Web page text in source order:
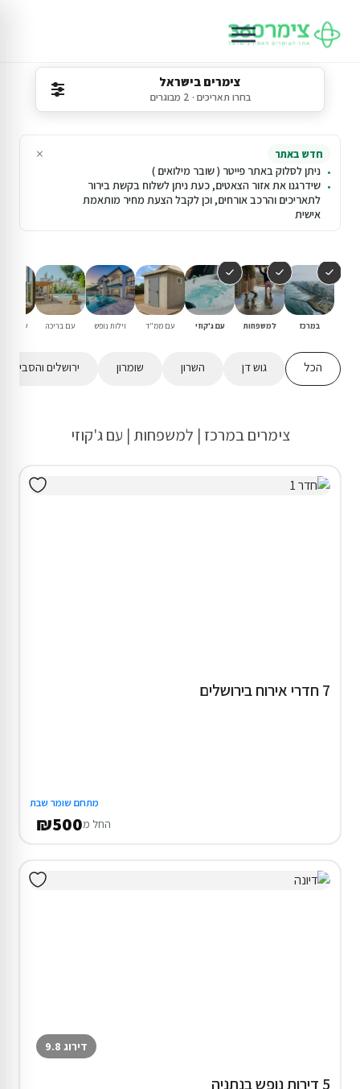
צימרים בישראל
בחרו תאריכים · 2 מבוגרים
חדש באתר
ניתן לסלוק באתר פייטר ( שובר מילואים )
שידרגנו את אזור הצאטים, כעת ניתן לשלוח בקשת בירור
לתאריכים והרכב אורחים, וכן לקבל הצעת מחיר מותאמת
אישית
×
במרכז למשפחות עם ג'קוזי עם ממ"ד וילות נופש עם בריכה שומרי
הכל גוש דן השרון שומרון ירושלים והסביבה
צימרים במרכז | למשפחות | עם ג'קוזי
7 חדרי אירוח בירושלים
מתחם שומר שבת
החל מ₪500
דירוג 9.8
5 דירות נופש בנתניה